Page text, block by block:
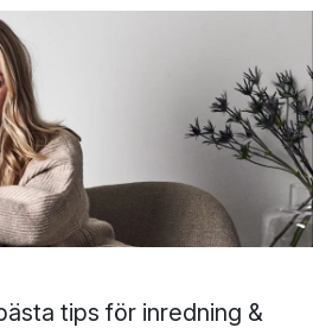
tips för inredning &